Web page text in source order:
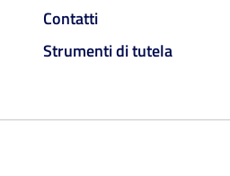
Contatti
Strumenti di tutela